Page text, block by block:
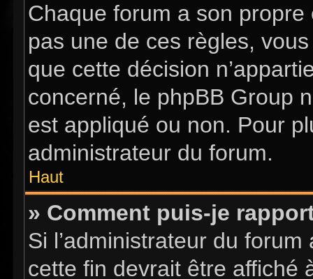
Chaque forum a son
pas une de ces règles,
que cette décision
concerné, le phpBB Group
est appliqué ou non. Pour
administrateur du forum.
Haut
» Comment puis-je
Si l’administrateur du
cette fin devrait être affiché